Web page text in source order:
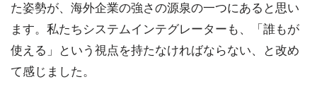
た姿勢が、海外企業の強さの源泉の一つにあると思い
ます。私たちシステムインテグレーターも、「誰もが
使える」という視点を持たなければならない、と改め
て感じました。